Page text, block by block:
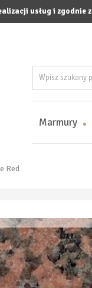
usług i zgodnie z
Marmury
Red